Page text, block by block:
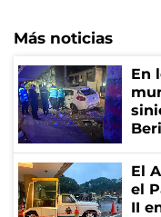
Más noticias
En
El
el
II